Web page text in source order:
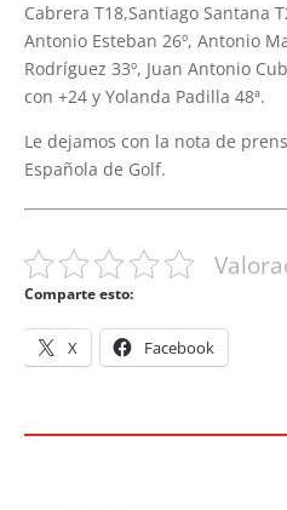
Cabrera T18,Santiago Santana
Antonio Esteban 26º, Antonio
Rodríguez 33º, Juan Antonio
con +24 y Yolanda Padilla 48ª.
Le dejamos con la nota de
Española de Golf.
Comparte esto:
X Facebook